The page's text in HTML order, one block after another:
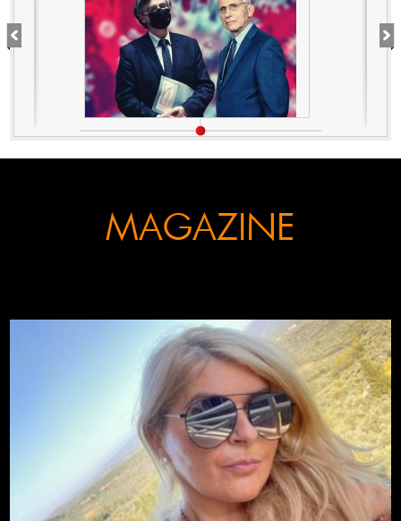
της πανδημίας. Τι σημαίνει
αυτό για τον εμπλεκόμενο
Σωτήρη Τσιόδρα
MAGAZINE